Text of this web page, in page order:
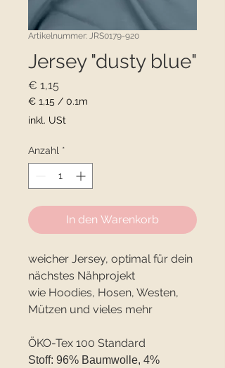
Artikelnummer: JRS0179-920
Jersey "dusty blue"
€ 1,15
€ 1,15 / 0.1m
€ 1,15
Meter
inkl. USt
Anzahl *
In den Warenkorb
weicher Jersey, optimal für dein
nächstes Nähprojekt
wie Hoodies, Hosen, Westen,
Mützen und vieles mehr
ÖKO-Tex 100 Standard
Stoff: 96% Baumwolle, 4%